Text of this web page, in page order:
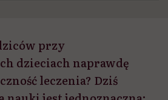
przy
dzieciach naprawdę
leczenia? Dziś